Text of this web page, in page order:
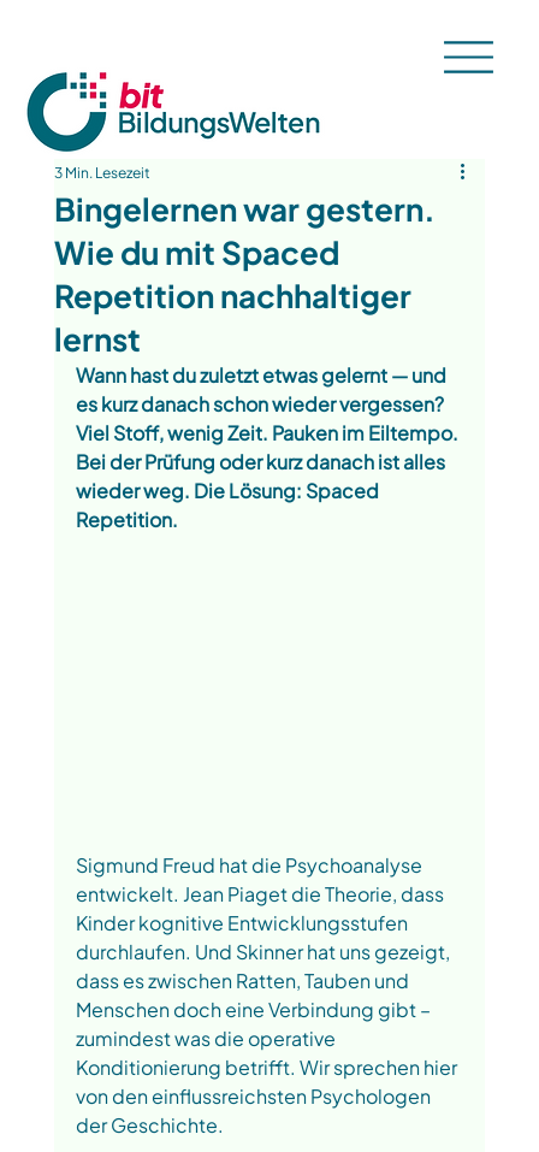
Bingelernen war gestern.
Wie du mit Spaced
Repetition nachhaltiger
lernst
3 Min. Lesezeit
Wann hast du zuletzt etwas gelernt — und
es kurz danach schon wieder vergessen?
Viel Stoff, wenig Zeit. Pauken im Eiltempo.
Bei der Prüfung oder kurz danach ist alles
wieder weg. Die Lösung: Spaced
Repetition.
Sigmund Freud hat die Psychoanalyse
entwickelt. Jean Piaget die Theorie, dass
Kinder kognitive Entwicklungsstufen
durchlaufen. Und Skinner hat uns gezeigt,
dass es zwischen Ratten, Tauben und
Menschen doch eine Verbindung gibt –
zumindest was die operative
Konditionierung betrifft. Wir sprechen hier
von den einflussreichsten Psychologen
der Geschichte.